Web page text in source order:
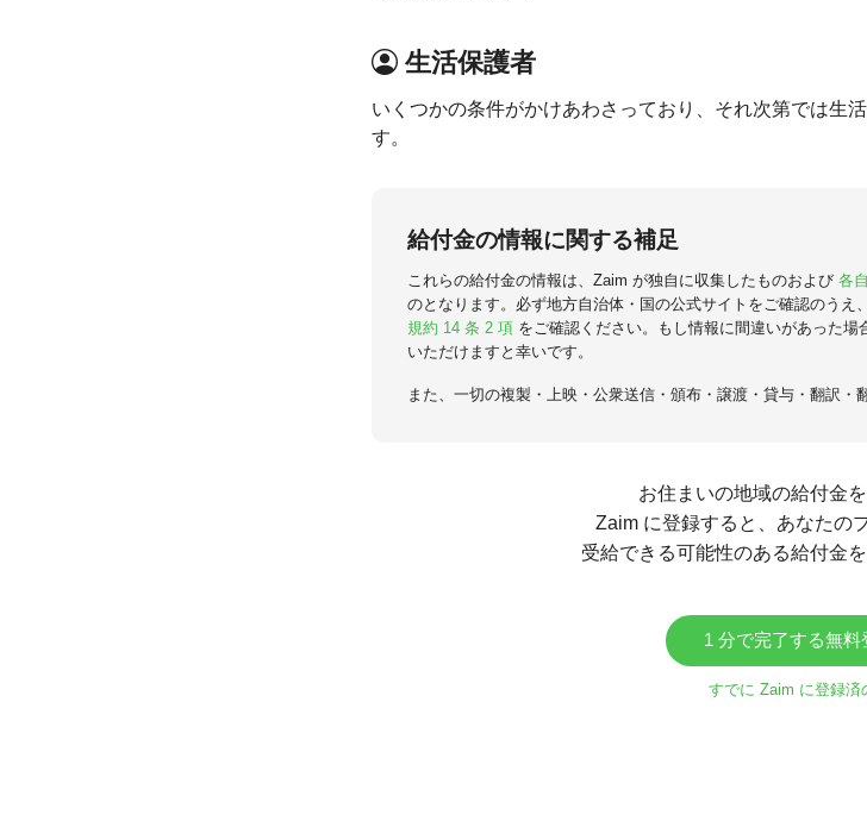
生活保護者
いくつかの条件がかけあわさっており、それ次第では生
す。
給付金の情報に関する補足
これらの給付金の情報は、Zaim が独自に収集したものおよび 各
のとなります。必ず地方自治体・国の公式サイトをご確認のうえ
規約 14 条 2 項 をご確認ください。もし情報に間違いがあった場
いただけますと幸いです。
また、一切の複製・上映・公衆送信・頒布・譲渡・貸与・翻訳・
お住まいの地域の給付金を
Zaim に登録すると、あなたの
受給できる可能性のある給付金
1 分で完了する無料
すでに Zaim に登録済